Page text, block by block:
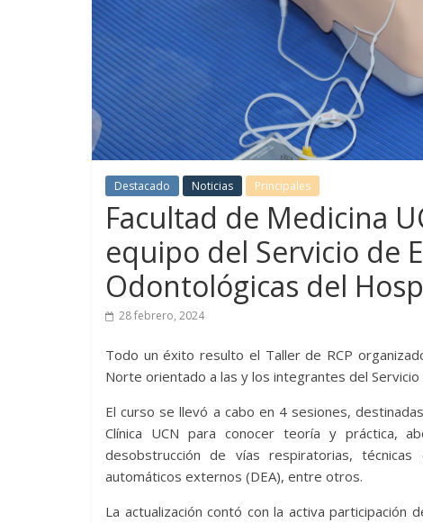
Destacado Noticias Principales
Facultad de Medicina
equipo del Servicio de
Odontológicas del
28 febrero, 2024
Todo un éxito resulto el Taller de RCP
Norte orientado a las y los integrantes del
El curso se llevó a cabo en 4 sesiones,
Clínica UCN para conocer teoría y práctica,
desobstrucción de vías respiratorias,
automáticos externos (DEA), entre otros.
La actualización contó con la activa